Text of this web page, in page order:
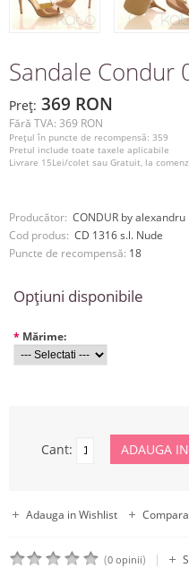
Sandale Condur
Preţ: 369 RON
Fără TVA: 369 RON
Preţul în puncte de recompensă: 359
Pretul include toate taxele aplicabile
Livrare 15Lei/colet sau Gratuit, la
Producător: CONDUR by alexandru
Cod produs: CD 1316 s.l. Nude
Puncte de recompensă: 18
Opţiuni disponibile
* Mărime:
Cant:
Adauga in Wishlist
(0 opinii) |